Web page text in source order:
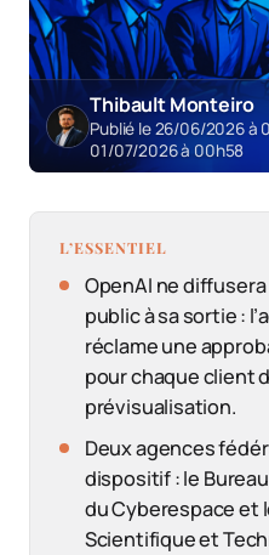
Thibault Monteiro
Publié le 26/06/2026 à
01/07/2026 à 00h58
L’ESSENTIEL
OpenAI ne diffusera
public à sa sortie :
réclame une
pour chaque client
prévisualisation.
Deux agences
dispositif : le
du Cyberespace et
Scientifique et